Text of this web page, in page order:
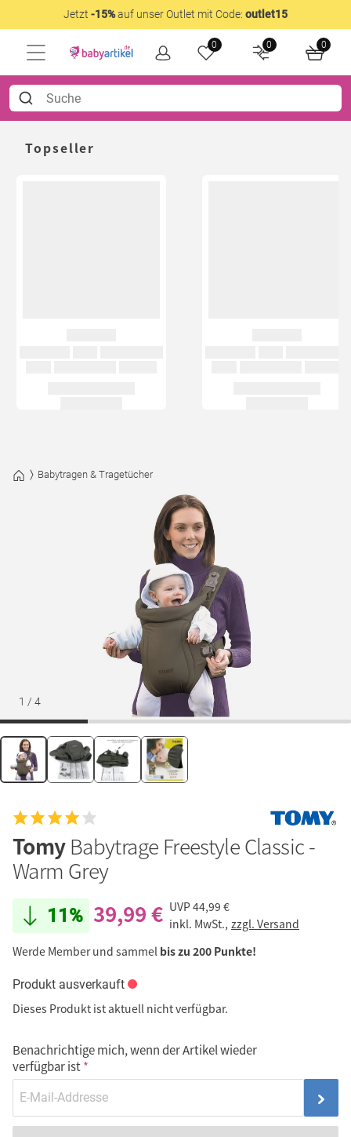
Jetzt -15%auf unser Outlet mit Code: outlet15
0 0 0
Topseller
Babytragen & Tragetücher
1 / 4
TomyBabytrage Freestyle Classic -
Warm Grey
11% 39,99 € UVP44,99 €
inkl. MwSt., zzgl. Versand
Werde Member und sammel bis zu 200 Punkte!
Produkt ausverkauft
Dieses Produkt ist aktuell nicht verfügbar.
Benachrichtige mich, wenn der Artikel wieder
verfügbar ist